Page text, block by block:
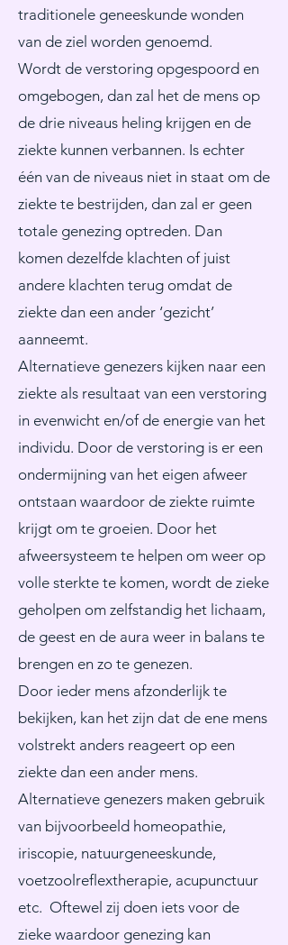
traditionele geneeskunde wonden
van de ziel worden genoemd.
Wordt de verstoring opgespoord en
omgebogen, dan zal het de mens op
de drie niveaus heling krijgen en de
ziekte kunnen verbannen. Is echter
één van de niveaus niet in staat om de
ziekte te bestrijden, dan zal er geen
totale genezing optreden. Dan
komen dezelfde klachten of juist
andere klachten terug omdat de
ziekte dan een ander ‘gezicht’
aanneemt.
Alternatieve genezers kijken naar een
ziekte als resultaat van een verstoring
in evenwicht en/of de energie van het
individu. Door de verstoring is er een
ondermijning van het eigen afweer
ontstaan waardoor de ziekte ruimte
krijgt om te groeien. Door het
afweersysteem te helpen om weer op
volle sterkte te komen, wordt de zieke
geholpen om zelfstandig het lichaam,
de geest en de aura weer in balans te
brengen en zo te genezen.
Door ieder mens afzonderlijk te
bekijken, kan het zijn dat de ene mens
volstrekt anders reageert op een
ziekte dan een ander mens.
Alternatieve genezers maken gebruik
van bijvoorbeeld homeopathie,
iriscopie, natuurgeneeskunde,
voetzoolreflextherapie, acupunctuur
etc. Oftewel zij doen iets voor de
zieke waardoor genezing kan